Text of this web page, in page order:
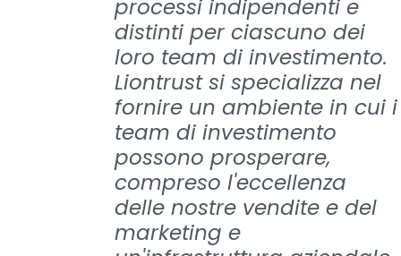
processi indipendenti e
distinti per ciascuno dei
loro team di investimento.
Liontrust si specializza nel
fornire un ambiente in cui i
team di investimento
possono prosperare,
compreso l'eccellenza
delle nostre vendite e del
marketing e